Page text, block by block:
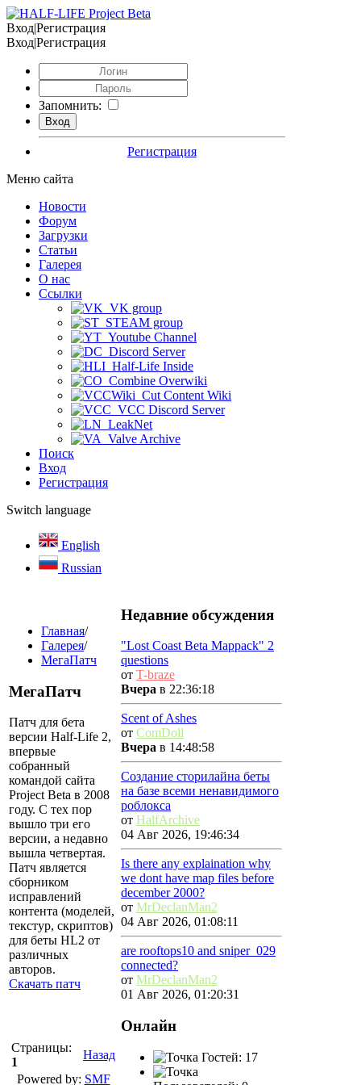
Вход|Регистрация
Вход|Регистрация
Запомнить:
Регистрация
Меню сайта
Новости
Форум
Загрузки
Статьи
Галерея
О нас
Ссылки
VK group
STEAM group
Youtube Channel
Discord Server
Half-Life Inside
Combine Overwiki
Cut Content Wiki
VCC Discord Server
LeakNet
Valve Archive
Поиск
Вход
Регистрация
Switch language
English
Russian
Главная/
Галерея/
МегаПатч
МегаПатч
Патч для бета
версии Half-Life 2,
впервые
собранный
командой сайта
Project Beta в 2008
году. С тех пор
вышло три его
версии, а недавно
вышла четвертая.
Патч является
сборником
исправлений
контента (моделей,
текстур, скриптов)
для беты HL2 от
различных
авторов.
Скачать патч
Страницы:
1
Назад
Powered by: SMF
Недавние обсуждения
"Lost Coast Beta Mappack" 2
questions
от T-braze
Вчера в 22:36:18
Scent of Ashes
от ComDoll
Вчера в 14:48:58
Создание сторилайна беты
на базе всеми ненавидимого
роблокса
от HalfArchive
04 Авг 2026, 19:46:34
Is there any explaination why
we dont have map files before
december 2000?
от MrDeclanMan2
04 Авг 2026, 01:08:11
are rooftops10 and sniper_029
connected?
от MrDeclanMan2
01 Авг 2026, 01:20:31
Онлайн
Гостей: 17